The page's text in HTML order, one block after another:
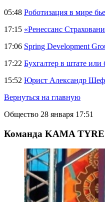
05:48 Роботизация в мире
17:15 «Ренессанс
17:06 Spring Development
17:22 Бухгалтер в штате или
15:52 Юрист Александр
Вернуться на главную
Общество 28 января 17:51
Команда KAMA